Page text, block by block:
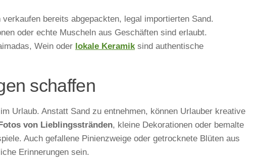
verkaufen bereits abgepackten, legal importierten Sand.
oder echte Muscheln aus Geschäften sind erlaubt.
Wein oder lokale Keramiksind authentische
schaffen
Urlaub. Anstatt Sand zu entnehmen, können Urlauber kreative
Fotos von Lieblingsstränden, kleine Dekorationen oder bemalte
Auch gefallene Pinienzweige oder getrocknete Blüten aus
Erinnerungen sein.